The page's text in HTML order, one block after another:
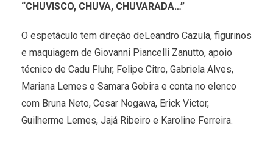
“CHUVISCO, CHUVA, CHUVARADA…”
O espetáculo tem direção deLeandro Cazula, figurinos
e maquiagem de Giovanni Piancelli Zanutto, apoio
técnico de Cadu Fluhr, Felipe Citro, Gabriela Alves,
Mariana Lemes e Samara Gobira e conta no elenco
com Bruna Neto, Cesar Nogawa, Erick Victor,
Guilherme Lemes, Jajá Ribeiro e Karoline Ferreira.